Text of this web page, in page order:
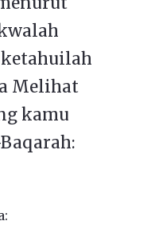
Melihat
kamu